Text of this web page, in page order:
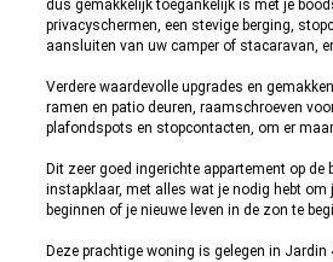
dus gemakkelijk toegankelijk is met je
privacyschermen, een stevige berging,
aansluiten van uw camper of stacaravan,
Verdere waardevolle upgrades en
ramen en patio deuren, raamschroeven
plafondspots en stopcontacten, om er
Dit zeer goed ingerichte appartement op de
instapklaar, met alles wat je nodig hebt om
beginnen of je nieuwe leven in de zon te
Deze prachtige woning is gelegen in Jardin